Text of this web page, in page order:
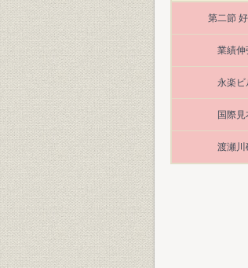
第二節
業績
永楽ビ
国際
渡瀬川